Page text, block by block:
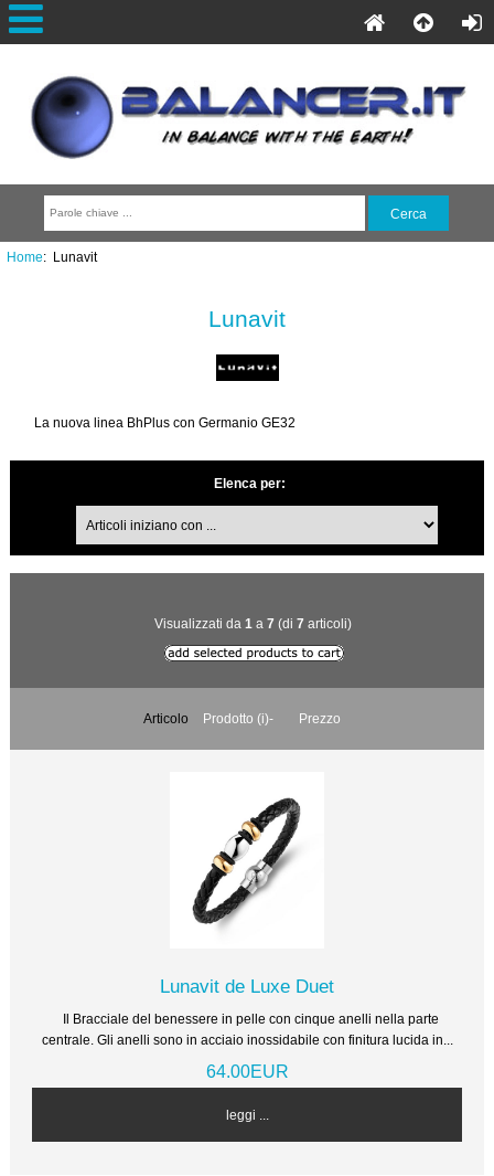
Home: Lunavit
Lunavit
La nuova linea BhPlus con Germanio GE32
Elenca per:
Visualizzati da 1 a 7 (di 7 articoli)
Articolo Prodotto (i)- Prezzo
Lunavit de Luxe Duet
Il Bracciale del benessere in pelle con cinque anelli nella parte
centrale. Gli anelli sono in acciaio inossidabile con finitura lucida in...
64.00EUR
leggi ...